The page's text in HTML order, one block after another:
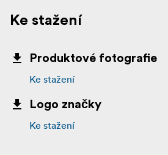
Ke stažení
Produktové fotografie
Ke stažení
Logo značky
Ke stažení